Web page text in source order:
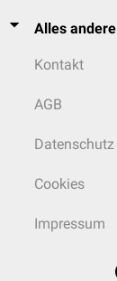
Alles andere
Kontakt
AGB
Datenschutz
Cookies
Impressum